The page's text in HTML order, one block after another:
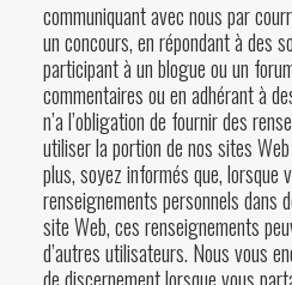
communiquant avec nous par
un concours, en répondant à des
participant à un blogue ou un
commentaires ou en adhérant à
n’a l’obligation de fournir des
utiliser la portion de nos sites
plus, soyez informés que, lorsque
renseignements personnels dans
site Web, ces renseignements
d’autres utilisateurs. Nous vous